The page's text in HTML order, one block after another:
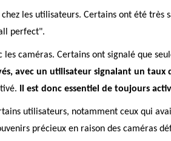
les utilisateurs. Certains ont été
perfect".
caméras. Certains ont signalé que
avec un utilisateur signalant un taux
Il est donc essentiel de toujours
utilisateurs, notamment ceux qui
précieux en raison des caméras